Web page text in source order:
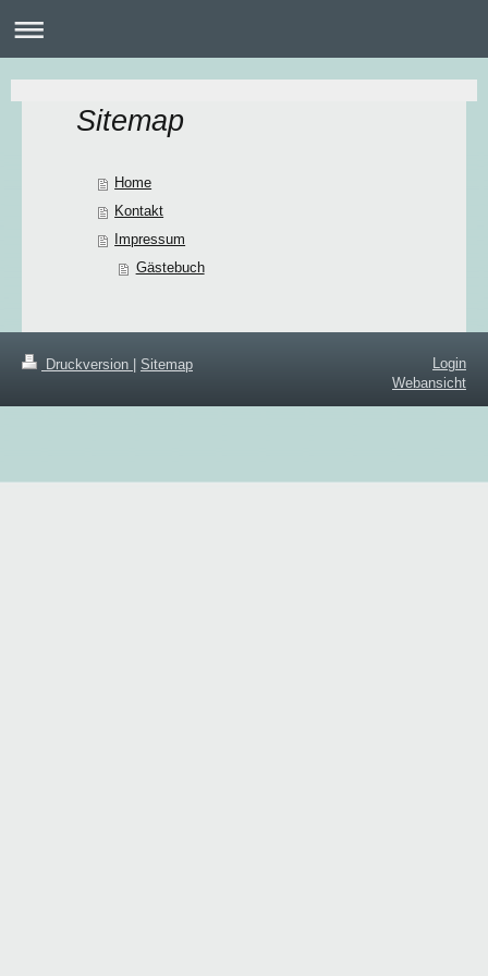
Sitemap
Home
Kontakt
Impressum
Gästebuch
Druckversion Sitemap
Login
Webansicht